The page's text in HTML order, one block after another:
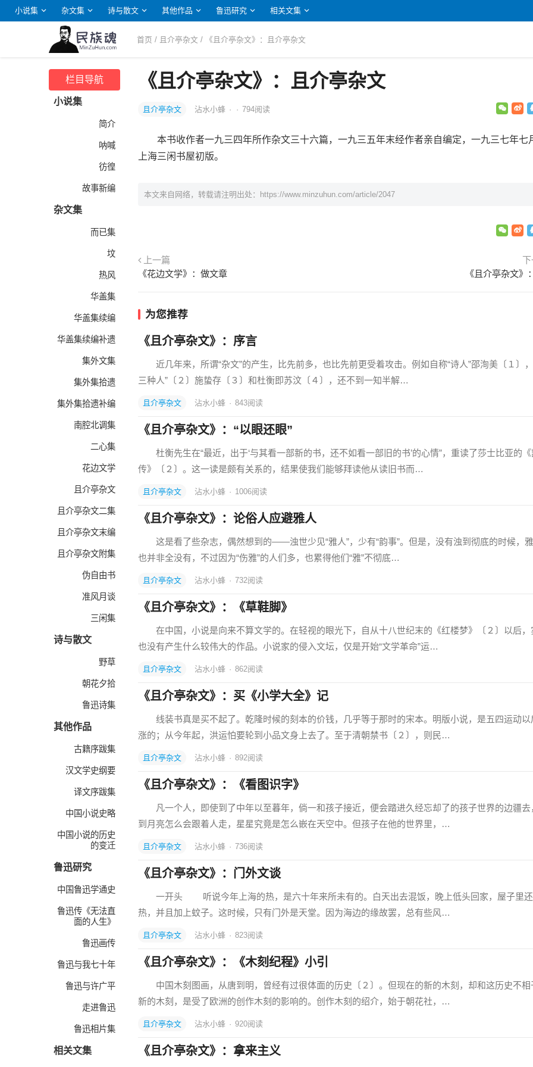
小说集 杂文集 诗与散文 其他作品 鲁迅研究 相关文集
首页 / 且介亭杂文 / 《且介亭杂文》：且介亭杂文
栏目导航
小说集
简介
呐喊
彷徨
故事新编
杂文集
而已集
坟
热风
华盖集
华盖集续编
华盖集续编补遗
集外文集
集外集拾遗
集外集拾遗补编
南腔北调集
二心集
花边文学
且介亭杂文
且介亭杂文二集
且介亭杂文末编
且介亭杂文附集
伪自由书
准风月谈
三闲集
诗与散文
野草
朝花夕拾
鲁迅诗集
其他作品
古籍序跋集
汉文学史纲要
译文序跋集
中国小说史略
中国小说的历史
的变迁
鲁迅研究
中国鲁迅学通史
鲁迅传《无法直
面的人生》
鲁迅画传
鲁迅与我七十年
鲁迅与许广平
走进鲁迅
鲁迅相片集
相关文集
《且介亭杂文》：且介亭杂文
且介亭杂文 沾水小蜂 · · 794阅读
本书收作者一九三四年所作杂文三十六篇，一九三五年末经作者亲自编定，一九三七年七
上海三闲书屋初版。
本文来自网络，转载请注明出处： https://www.minzuhun.com/article/2047
上一篇
《花边文学》：做文章
《且介亭杂文》
为您推荐
《且介亭杂文》：序言
近几年来，所谓“杂文”的产生，比先前多，也比先前更受着攻击。例如自称“诗人”邵洵美〔１〕
三种人”〔２〕施蛰存〔３〕和杜衡即苏汶〔４〕，还不到一知半解…
且介亭杂文 沾水小蜂 · 843阅读
《且介亭杂文》：“以眼还眼”
杜衡先生在“最近，出于‘与其看一部新的书，还不如看一部旧的书’的心情”，重读了莎士比亚的《
传》〔２〕。这一读是颇有关系的，结果使我们能够拜读他从读旧书而…
且介亭杂文 沾水小蜂 · 1006阅读
《且介亭杂文》：论俗人应避雅人
这是看了些杂志，偶然想到的——浊世少见“雅人”，少有“韵事”。但是，没有浊到彻底的时候，
也并非全没有，不过因为“伤雅”的人们多，也累得他们“雅”不彻底…
且介亭杂文 沾水小蜂 · 732阅读
《且介亭杂文》：《草鞋脚》
在中国，小说是向来不算文学的。在轻视的眼光下，自从十八世纪末的《红楼梦》〔２〕以后，
也没有产生什么较伟大的作品。小说家的侵入文坛，仅是开始“文学革命”运…
且介亭杂文 沾水小蜂 · 862阅读
《且介亭杂文》：买《小学大全》记
线装书真是买不起了。乾隆时候的刻本的价钱，几乎等于那时的宋本。明版小说，是五四运动以
涨的；从今年起，洪运怕要轮到小品文身上去了。至于清朝禁书〔２〕，则民…
且介亭杂文 沾水小蜂 · 892阅读
《且介亭杂文》：《看图识字》
凡一个人，即使到了中年以至暮年，倘一和孩子接近，便会踏进久经忘却了的孩子世界的边疆去
到月亮怎么会跟着人走，星星究竟是怎么嵌在天空中。但孩子在他的世界里，…
且介亭杂文 沾水小蜂 · 736阅读
《且介亭杂文》：门外文谈
一开头 听说今年上海的热，是六十年来所未有的。白天出去混饭，晚上低头回家，屋子里
热，并且加上蚊子。这时候，只有门外是天堂。因为海边的缘故罢，总有些风…
且介亭杂文 沾水小蜂 · 823阅读
《且介亭杂文》：《木刻纪程》小引
中国木刻图画，从唐到明，曾经有过很体面的历史〔２〕。但现在的新的木刻，却和这历史不相
新的木刻，是受了欧洲的创作木刻的影响的。创作木刻的绍介，始于朝花社，…
且介亭杂文 沾水小蜂 · 920阅读
《且介亭杂文》：拿来主义